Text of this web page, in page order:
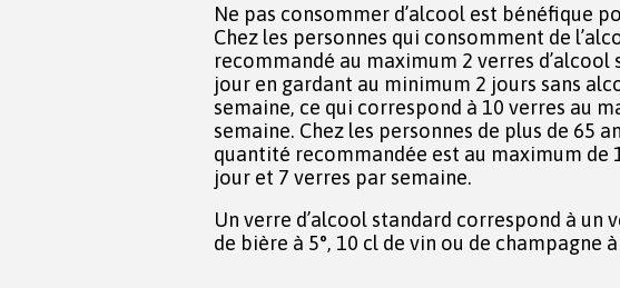
Ne pas consommer d’alcool est bénéfique
Chez les personnes qui consomment de
recommandé au maximum 2 verres d’alcool
jour en gardant au minimum 2 jours sans
semaine, ce qui correspond à 10 verres au
semaine. Chez les personnes de plus de 65
quantité recommandée est au maximum de
jour et 7 verres par semaine.
Un verre d’alcool standard correspond à un
de bière à 5°, 10 cl de vin ou de champagne à